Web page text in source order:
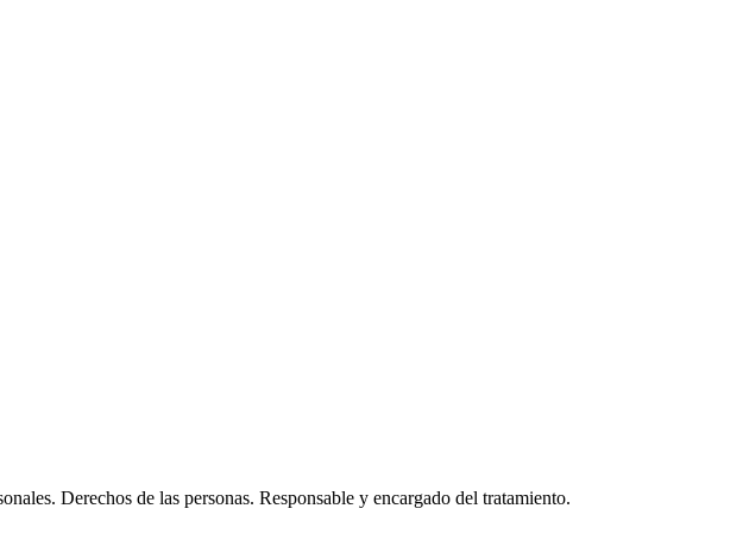
Derechos de las personas. Responsable y encargado del tratamiento.